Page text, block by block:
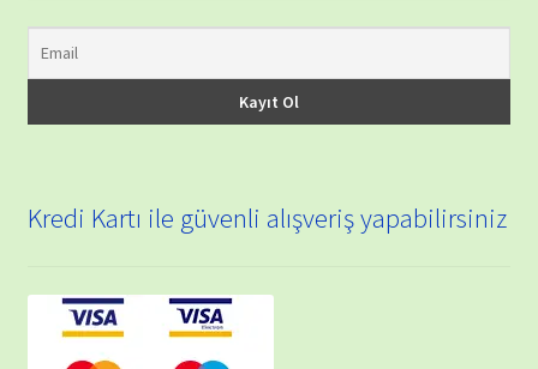
Kredi Kartı ile güvenli alışveriş yapabilirsiniz